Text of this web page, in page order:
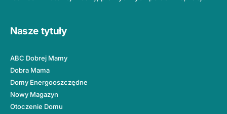
Nasze tytuły
ABC Dobrej Mamy
Dobra Mama
Domy Energooszczędne
Nowy Magazyn
Otoczenie Domu